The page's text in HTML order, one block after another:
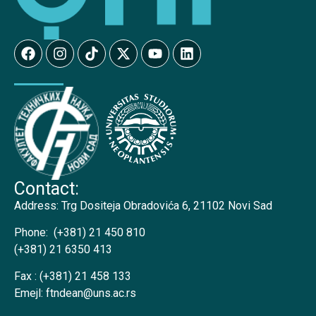
Contact:
Address: Trg Dositeja Obradovića 6, 21102 Novi Sad
Phone: (+381) 21 450 810
(+381) 21 6350 413
Fax : (+381) 21 458 133
Emejl: ftndean@uns.ac.rs